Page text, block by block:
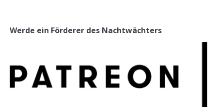
Werde ein Förderer des Nachtwächters